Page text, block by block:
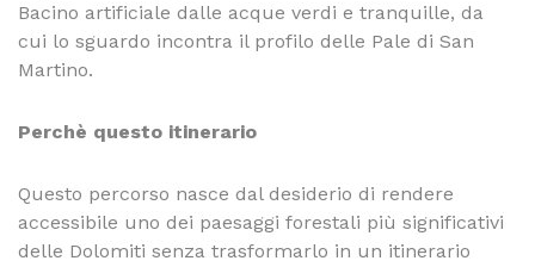
Bacino artificiale dalle acque verdi e tranquille, da
cui lo sguardo incontra il profilo delle Pale di San
Martino.
Perchè questo itinerario
Questo percorso nasce dal desiderio di rendere
accessibile uno dei paesaggi forestali più significativi
delle Dolomiti senza trasformarlo in un itinerario